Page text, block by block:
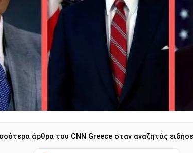
άρθρα του CNN Greece όταν αναζητάς